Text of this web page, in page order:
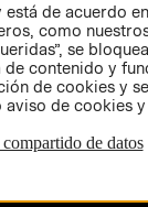
está de acuerdo
como
se
contenido y
de cookies y
aviso de cookies
de datos